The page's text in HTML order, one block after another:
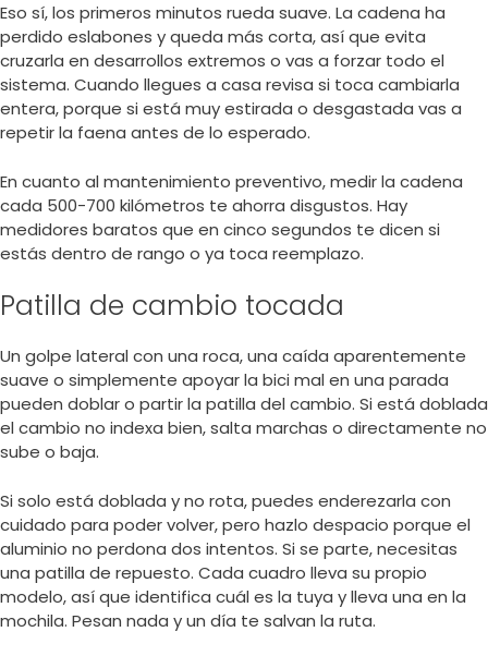
Eso sí, los primeros minutos rueda suave. La cadena ha
perdido eslabones y queda más corta, así que evita
cruzarla en desarrollos extremos o vas a forzar todo el
sistema. Cuando llegues a casa revisa si toca cambiarla
entera, porque si está muy estirada o desgastada vas a
repetir la faena antes de lo esperado.
En cuanto al mantenimiento preventivo, medir la cadena
cada 500-700 kilómetros te ahorra disgustos. Hay
medidores baratos que en cinco segundos te dicen si
estás dentro de rango o ya toca reemplazo.
Patilla de cambio tocada
Un golpe lateral con una roca, una caída aparentemente
suave o simplemente apoyar la bici mal en una parada
pueden doblar o partir la patilla del cambio. Si está doblada
el cambio no indexa bien, salta marchas o directamente no
sube o baja.
Si solo está doblada y no rota, puedes enderezarla con
cuidado para poder volver, pero hazlo despacio porque el
aluminio no perdona dos intentos. Si se parte, necesitas
una patilla de repuesto. Cada cuadro lleva su propio
modelo, así que identifica cuál es la tuya y lleva una en la
mochila. Pesan nada y un día te salvan la ruta.